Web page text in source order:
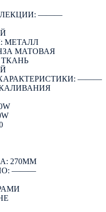
―――
МЕТАЛЛ
МАТОВАЯ
―――
270ММ
―――